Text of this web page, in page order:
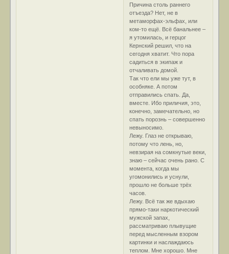
Причина столь раннего
отъезда? Нет, не в
метаморфах-эльфах, или
ком-то ещё. Всё банальнее –
я утомилась, и герцог
Кернский решил, что на
сегодня хватит. Что пора
садиться в экипаж и
отчаливать домой.
Так что ели мы уже тут, в
особняке. А потом
отправились спать. Да,
вместе. Ибо приличия, это,
конечно, замечательно, но
спать порознь – совершенно
невыносимо.
Лежу. Глаз не открываю,
потому что лень, но,
невзирая на сомкнутые веки,
знаю – сейчас очень рано. С
момента, когда мы
угомонились и уснули,
прошло не больше трёх
часов.
Лежу. Всё так же вдыхаю
прямо-таки наркотический
мужской запах,
рассматриваю плывущие
перед мысленным взором
картинки и наслаждаюсь
теплом. Мне хорошо. Мне